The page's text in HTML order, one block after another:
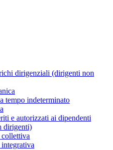
dirigenziali (dirigenti non
tempo indeterminato
e autorizzati ai dipendenti
dirigenti)